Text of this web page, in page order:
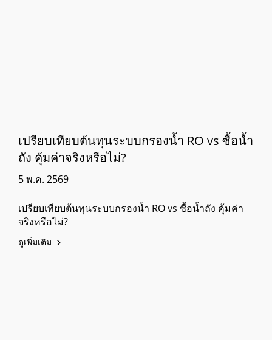
เปรียบเทียบต้นทุนระบบกรองน้ำ RO vs ซื้อน้ำ
ถัง คุ้มค่าจริงหรือไม่?
5 พ.ค. 2569
เปรียบเทียบต้นทุนระบบกรองน้ำ RO vs ซื้อน้ำถัง คุ้มค่า
จริงหรือไม่?
ดูเพิ่มเติม